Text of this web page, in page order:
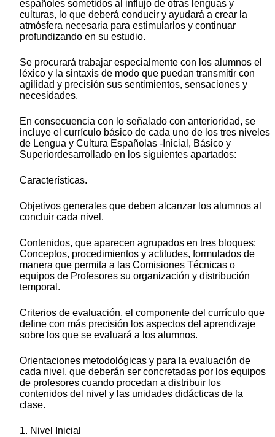
españoles sometidos al influjo de otras lenguas y
culturas, lo que deberá conducir y ayudará a crear la
atmósfera necesaria para estimularlos y continuar
profundizando en su estudio.
Se procurará trabajar especialmente con los alumnos el
léxico y la sintaxis de modo que puedan transmitir con
agilidad y precisión sus sentimientos, sensaciones y
necesidades.
En consecuencia con lo señalado con anterioridad, se
incluye el currículo básico de cada uno de los tres niveles
de Lengua y Cultura Españolas -Inicial, Básico y
Superiordesarrollado en los siguientes apartados:
Características.
Objetivos generales que deben alcanzar los alumnos al
concluir cada nivel.
Contenidos, que aparecen agrupados en tres bloques:
Conceptos, procedimientos y actitudes, formulados de
manera que permita a las Comisiones Técnicas o
equipos de Profesores su organización y distribución
temporal.
Criterios de evaluación, el componente del currículo que
define con más precisión los aspectos del aprendizaje
sobre los que se evaluará a los alumnos.
Orientaciones metodológicas y para la evaluación de
cada nivel, que deberán ser concretadas por los equipos
de profesores cuando procedan a distribuir los
contenidos del nivel y las unidades didácticas de la
clase.
1. Nivel Inicial